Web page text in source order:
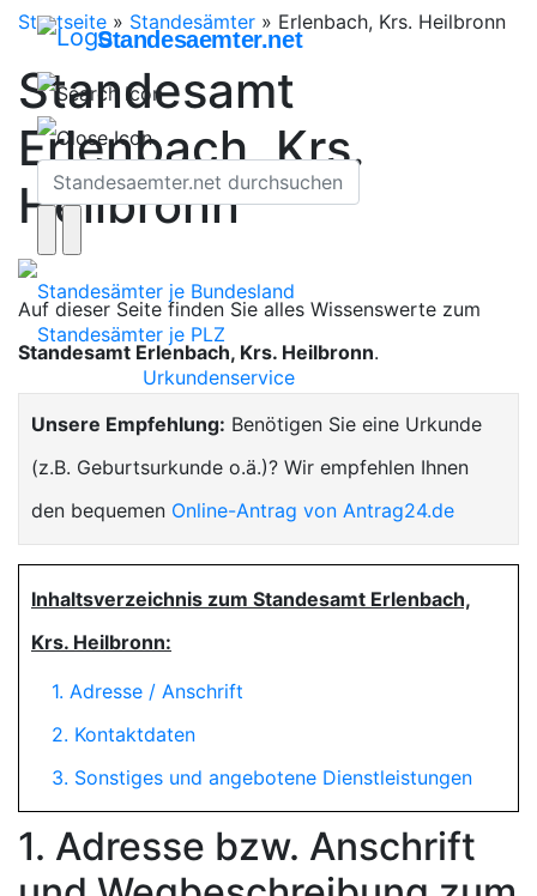
Standesaemter.net
Standesämter je Bundesland
Standesämter je PLZ
Urkundenservice
Startseite » Standesämter » Erlenbach, Krs. Heilbronn
Standesamt
Erlenbach, Krs.
Heilbronn
Auf dieser Seite finden Sie alles Wissenswerte zum
Standesamt Erlenbach, Krs. Heilbronn.
Unsere Empfehlung: Benötigen Sie eine Urkunde
(z.B. Geburtsurkunde o.ä.)? Wir empfehlen Ihnen
den bequemen Online-Antrag von Antrag24.de
Inhaltsverzeichnis zum Standesamt Erlenbach,
Krs. Heilbronn:
1. Adresse / Anschrift
2. Kontaktdaten
3. Sonstiges und angebotene Dienstleistungen
1. Adresse bzw. Anschrift